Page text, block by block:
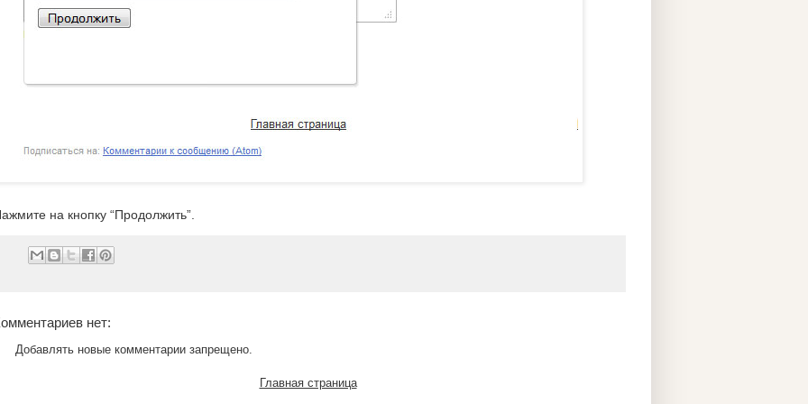
на кнопку “Продолжить”.
нет:
Добавлять новые комментарии запрещено.
Главная страница